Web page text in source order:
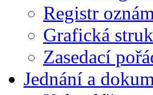
Registr
Grafická
Zasedací
Jednání a